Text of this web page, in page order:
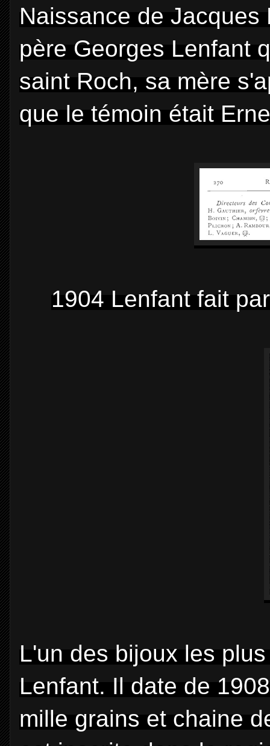
Naissance de
père Georges Lenfant
saint Roch, sa mère
que le témoin était
1904 Lenfant fait
L'un des bijoux les
Lenfant. Il date de
mille grains et chaine